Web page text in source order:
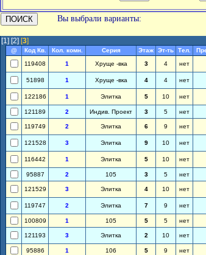
Вы выбрали варианты:
[1] [2] [3]
@ Код Кв. Кол. комн. Серия Этаж Эт-ть Тел.
119408
1 Хруще -вка 3 4 нет
51898 1 Хруще -вка 4 4 нет
122186 1 Элитка 5 10 нет
121189 2 Индив. Проект 3 5 нет
119749 2 Элитка 6 9 нет
121528 3 Элитка 9 10 нет
116442 1 Элитка 5 10 нет
95887 2 105 3 5 нет
121529 3 Элитка 4 10 нет
119747 2 Элитка 7 9 нет
100809 1 105 5 5 нет
121193 3 Элитка 2 10 нет
95886 1 106 5 9 нет